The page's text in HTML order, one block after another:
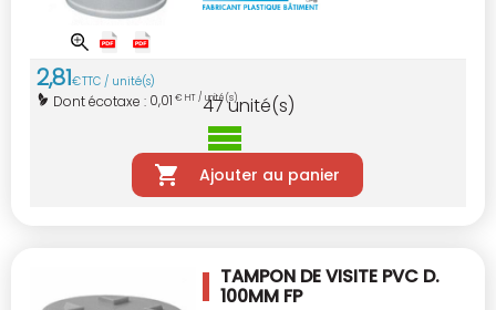
2,81€TTC / unité(s)
Dont écotaxe : 0,01 € HT / unité(s)
47unité(s)
Ajouter au panier
TAMPON DE VISITE PVC D.
100MM FP